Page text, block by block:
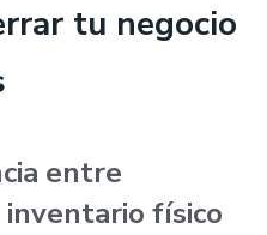
tu negocio
entre
físico